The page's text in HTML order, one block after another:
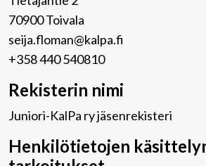
70900 Toivala
seija.floman@kalpa.fi
+358 440 540810
Rekisterin nimi
Juniori-KalPa ry jäsenrekisteri
Henkilötietojen